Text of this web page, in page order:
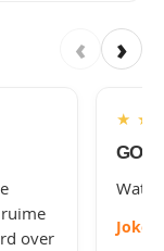
‹ ›
over
★ ★
Wat
Joke